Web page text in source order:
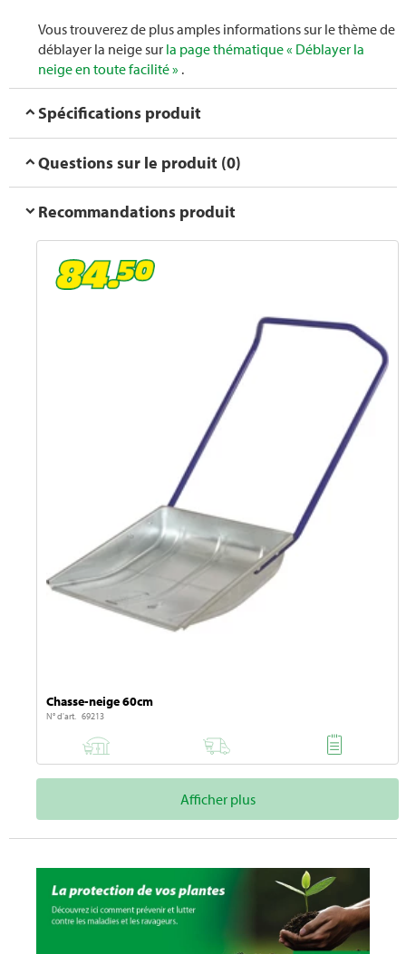
Vous trouverez de plus amples informations sur le thème de
déblayer la neige sur la page thématique « Déblayer la
neige en toute facilité » .
Spécifications produit
Questions sur le produit (0)
Recommandations produit
Chasse-neige 60cm
N° d'art. 69213
Afficher plus